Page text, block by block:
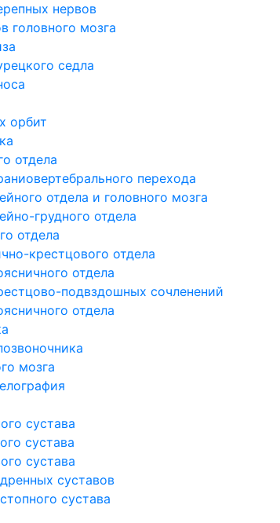
нервов
головного мозга
седла
орбит
отдела
перехода
отдела и головного мозга
грудного отдела
отдела
крестцового отдела
отдела
подвздошных сочленений
отдела
мозга
сустава
сустава
сустава
суставов
сустава